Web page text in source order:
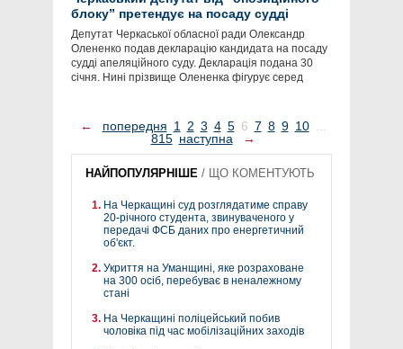
блоку” претендує на посаду судді
Депутат Черкаської обласної ради Олександр
Олененко подав декларацію кандидата на посаду
судді апеляційного суду. Декларація подана 30
січня. Нині прізвище Олененка фігурує серед
← попередня 1 2 3 4 5 6 7 8 9 10 ...
815 наступна →
НАЙПОПУЛЯРНІШЕ / ЩО КОМЕНТУЮТЬ
На Черкащині суд розглядатиме справу
20-річного студента, звинуваченого у
передачі ФСБ даних про енергетичний
об'єкт.
Укриття на Уманщині, яке розраховане
на 300 осіб, перебуває в неналежному
стані
На Черкащині поліцейський побив
чоловіка під час мобілізаційних заходів